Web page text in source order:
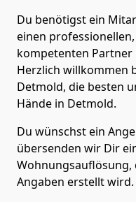
Du benötigst ein
einen
kompetenten Partner
Herzlich willkommen
Detmold, die besten
Hände in Detmold.
Du wünschst ein
übersenden wir Dir
Wohnungsauflösung,
Angaben erstellt wird.